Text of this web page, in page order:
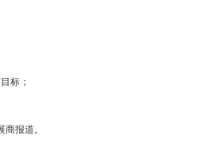
标；
报道。